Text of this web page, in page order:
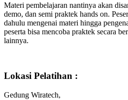
Materi pembelajaran nantinya akan
demo, dan semi praktek hands on.
dahulu mengenai materi hingga
peserta bisa mencoba praktek secara
lainnya.
Lokasi Pelatihan :
Gedung Wiratech,